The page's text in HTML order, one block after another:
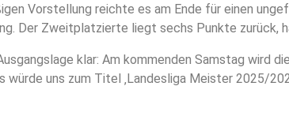
Vorstellung reichte es am Ende für einen
Der Zweitplatzierte liegt sechs Punkte zurück,
klar: Am kommenden Samstag wird
würde uns zum Titel ‚Landesliga Meister 2025/